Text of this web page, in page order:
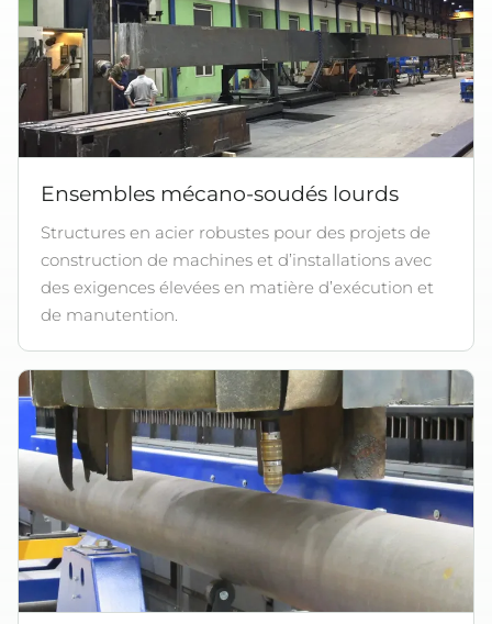
Ensembles mécano-soudés lourds
Structures en acier robustes pour des projets de
construction de machines et d’installations avec
des exigences élevées en matière d’exécution et
de manutention.